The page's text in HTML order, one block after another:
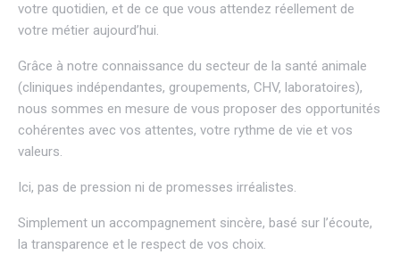
votre quotidien, et de ce que vous attendez réellement de
votre métier aujourd’hui.
Grâce à notre connaissance du secteur de la santé animale
(cliniques indépendantes, groupements, CHV, laboratoires),
nous sommes en mesure de vous proposer des opportunités
cohérentes avec vos attentes, votre rythme de vie et vos
valeurs.
Ici, pas de pression ni de promesses irréalistes.
Simplement un accompagnement sincère, basé sur l’écoute,
la transparence et le respect de vos choix.